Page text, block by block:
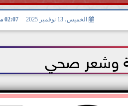
الصحة الخميس، 13 نوفمبر 2025 02:07 مـ
وشعر صحي